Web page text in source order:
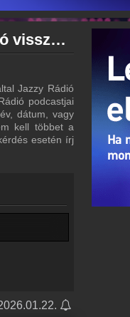
Jazzy Rádió archívum - Jazzy Rádió podcasts - Jazzy Rádió visszahallgatás
Jazzy Rádió
podcastjai
dátum, vagy
kell többet a
esetén írj